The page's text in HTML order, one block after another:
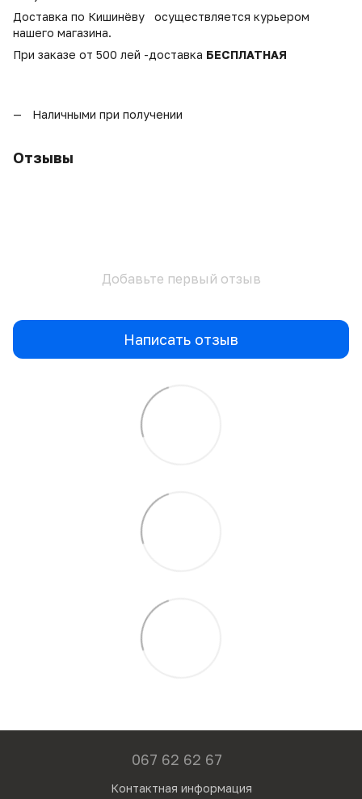
Доставка по Кишинёву осуществляется курьером
нашего магазина.
При заказе от 500 лей -доставка БЕСПЛАТНАЯ
Наличными при получении
Отзывы
Добавьте первый отзыв
Написать отзыв
067 62 62 67
Контактная информация